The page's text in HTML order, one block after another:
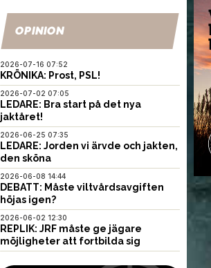
OPINION
2026-07-16 07:52
KRÖNIKA: Prost, PSL!
2026-07-02 07:05
LEDARE: Bra start på det nya
jaktåret!
2026-06-25 07:35
LEDARE: Jorden vi ärvde och jakten,
den sköna
2026-06-08 14:44
DEBATT: Måste viltvårdsavgiften
höjas igen?
2026-06-02 12:30
REPLIK: JRF måste ge jägare
möjligheter att fortbilda sig